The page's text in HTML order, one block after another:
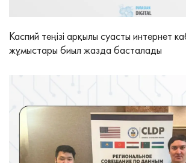
Каспий теңізі арқылы суасты интернет
жұмыстары биыл жазда басталады